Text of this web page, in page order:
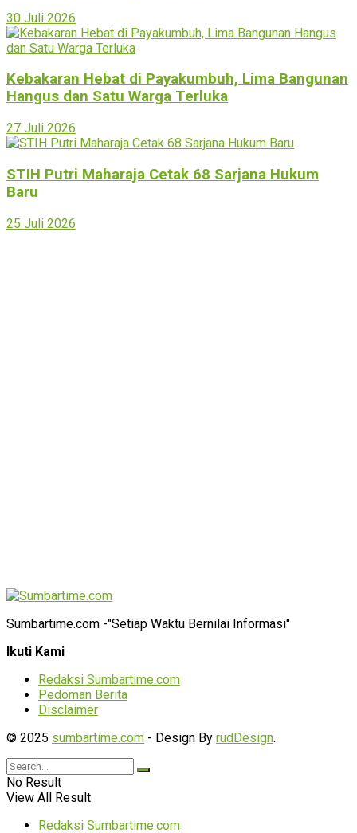
30 Juli 2026
Kebakaran Hebat di Payakumbuh, Lima Bangunan
Hangus dan Satu Warga Terluka
27 Juli 2026
STIH Putri Maharaja Cetak 68 Sarjana Hukum
Baru
25 Juli 2026
Sumbartime.com -"Setiap Waktu Bernilai Informasi"
Ikuti Kami
Redaksi Sumbartime.com
Pedoman Berita
Disclaimer
© 2025 sumbartime.com - Design By rudDesign.
No Result
View All Result
Redaksi Sumbartime.com